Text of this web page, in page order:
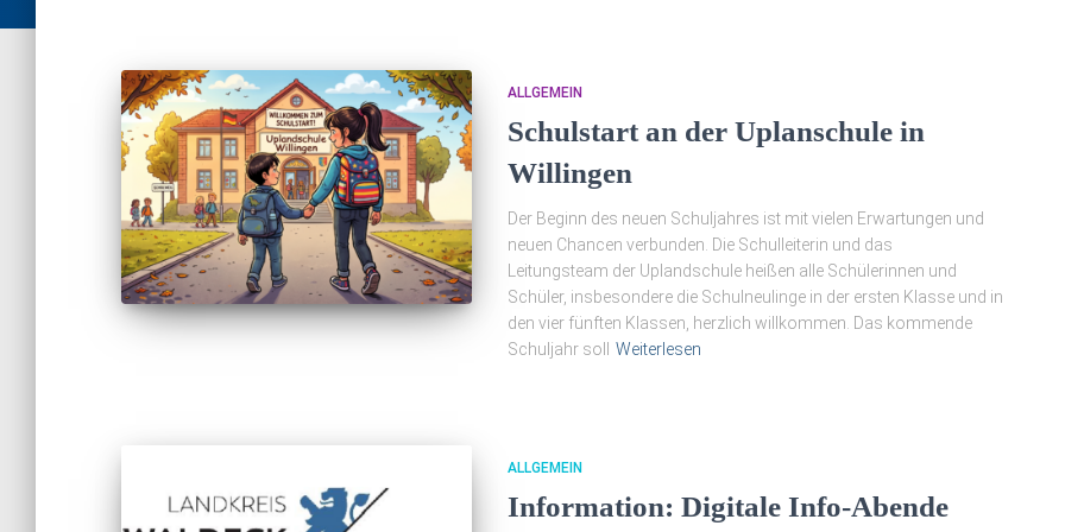
ALLGEMEIN
Schulstart an der Uplanschule in
Willingen
Der Beginn des neuen Schuljahres ist mit vielen Erwartungen und
neuen Chancen verbunden. Die Schulleiterin und das
Leitungsteam der Uplandschule heißen alle Schülerinnen und
Schüler, insbesondere die Schulneulinge in der ersten Klasse und in
den vier fünften Klassen, herzlich willkommen. Das kommende
Schuljahr soll
Weiterlesen
ALLGEMEIN
Information: Digitale Info-Abende